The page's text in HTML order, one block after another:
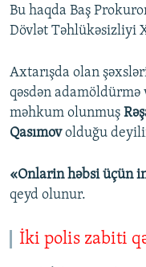
Bu haqda Baş
Dövlət Təhlükəsizliyi
Axtarışda olan
qəsdən adamöldürmə
məhkum olunmuş
Qasımovolduğu
«Onlarin həbsi üçün
qeyd olunur.
İki polis zabiti